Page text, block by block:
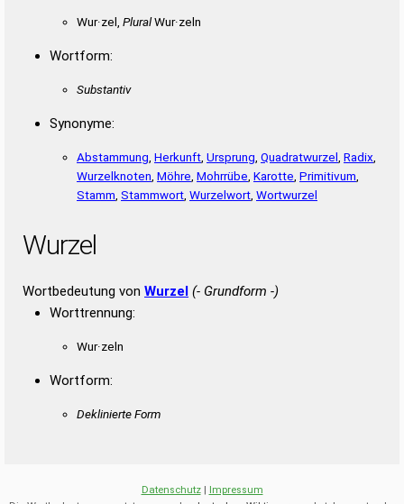
Wur·zel, PluralWur·zeln
Wortform:
Substantiv
Synonyme:
Abstammung Herkunft Ursprung Quadratwurzel Radix
Wurzelknoten Möhre Mohrrübe Karotte Primitivum
Stamm Stammwort Wurzelwort Wortwurzel
Wurzel
Wortbedeutung von Wurzel (- Grundform -)
Worttrennung:
Wur·zeln
Wortform:
Deklinierte Form
Datenschutz| Impressum